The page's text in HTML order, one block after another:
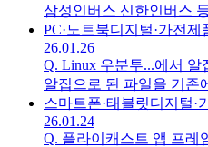
삼성인버스 신한인버스
PC·노트북디지털·가전제
26.01.26
Q. Linux 우분투...에서 알
알집으로 된 파일을 기존
스마트폰·태블릿디지털·
26.01.24
Q. 플라이캐스트 앱 프레